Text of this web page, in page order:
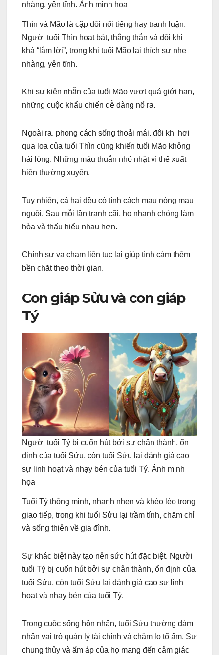
nhàng, yên tĩnh. Ảnh minh họa
Thìn và Mão là cặp đôi nổi tiếng hay tranh luận.
Người tuổi Thìn hoạt bát, thẳng thắn và đôi khi
khá “lắm lời”, trong khi tuổi Mão lại thích sự nhẹ
nhàng, yên tĩnh.
Khi sự kiên nhẫn của tuổi Mão vượt quá giới hạn,
những cuộc khẩu chiến dễ dàng nổ ra.
Ngoài ra, phong cách sống thoải mái, đôi khi hơi
qua loa của tuổi Thìn cũng khiến tuổi Mão không
hài lòng. Những mâu thuẫn nhỏ nhặt vì thế xuất
hiện thường xuyên.
Tuy nhiên, cả hai đều có tính cách mau nóng mau
nguội. Sau mỗi lần tranh cãi, họ nhanh chóng làm
hòa và thấu hiểu nhau hơn.
Chính sự va chạm liên tục lại giúp tình cảm thêm
bền chặt theo thời gian.
Con giáp Sửu và con giáp
Tý
Người tuổi Tý bị cuốn hút bởi sự chân thành, ổn
định của tuổi Sửu, còn tuổi Sửu lại đánh giá cao
sự linh hoạt và nhạy bén của tuổi Tý. Ảnh minh
họa
Tuổi Tý thông minh, nhanh nhẹn và khéo léo trong
giao tiếp, trong khi tuổi Sửu lại trầm tính, chăm chỉ
và sống thiên về gia đình.
Sự khác biệt này tạo nên sức hút đặc biệt. Người
tuổi Tý bị cuốn hút bởi sự chân thành, ổn định của
tuổi Sửu, còn tuổi Sửu lại đánh giá cao sự linh
hoạt và nhạy bén của tuổi Tý.
Trong cuộc sống hôn nhân, tuổi Sửu thường đảm
nhận vai trò quản lý tài chính và chăm lo tổ ấm. Sự
chung thủy và ấm áp của họ mang đến cảm giác